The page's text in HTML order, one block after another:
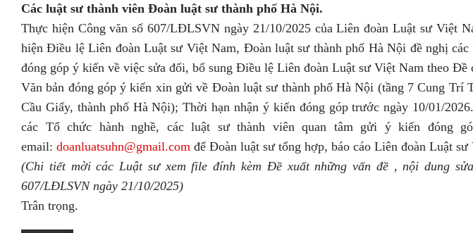
Các luật sư thành viên Đoàn luật sư thành phố Hà Nội.
Thực hiện Công văn số 607/LĐLSVN ngày 21/10/2025 của Liên đoàn Luật sư Việt
hiện Điều lệ Liên đoàn Luật sư Việt Nam, Đoàn luật sư thành phố Hà Nội đề nghị các
đóng góp ý kiến về việc sửa đổi, bổ sung Điều lệ Liên đoàn Luật sư Việt Nam theo Đề
Văn bản đóng góp ý kiến xin gửi về Đoàn luật sư thành phố Hà Nội (tầng 7 Cung Trí
Cầu Giấy, thành phố Hà Nội); Thời hạn nhận ý kiến đóng góp trước ngày 10/01/
các Tổ chức hành nghề, các luật sư thành viên quan tâm gửi ý kiến đóng
email: doanluatsuhn@gmail.com để Đoàn luật sư tổng hợp, báo cáo Liên đoàn Luật
(Chi tiết mời các Luật sư xem file đính kèm Đề xuất những vấn đề , nội dung
607/LĐLSVN ngày 21/10/2025)
Trân trọng.